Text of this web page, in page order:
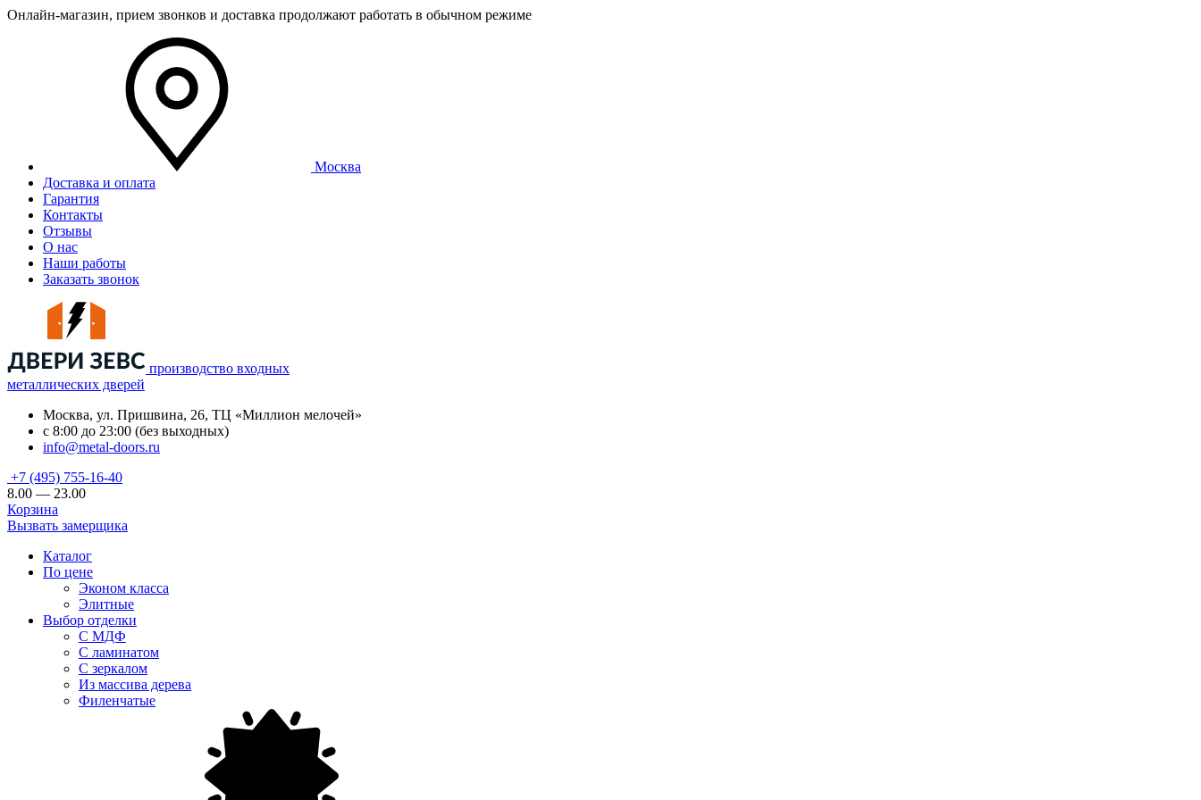
Онлайн-магазин, прием звонков и доставка продолжают работать в обычном режиме
Москва
Доставка и оплата
Гарантия
Контакты
Отзывы
О нас
Наши работы
Заказать звонок
производство входных
металлических дверей
Москва, ул. Пришвина, 26, ТЦ «Миллион мелочей»
с 8:00 до 23:00 (без выходных)
info@metal-doors.ru
+7 (495) 755-16-40
8.00 — 23.00
Корзина
Вызвать замерщика
Каталог
По цене
Эконом класса
Элитные
Выбор отделки
С МДФ
С ламинатом
С зеркалом
Из массива дерева
Филенчатые